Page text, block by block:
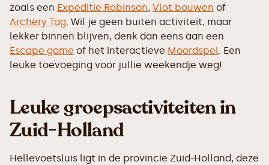
zoals een Expeditie Robinson, Vlot bouwen of
Archery Tag. Wil je geen buiten activiteit, maar
lekker binnen blijven, denk dan eens aan een
Escape game of het interactieve Moordspel. Een
leuke toevoeging voor jullie weekendje weg!
Leuke groepsactiviteiten in
Zuid-Holland
Hellevoetsluis ligt in de provincie Zuid-Holland, deze